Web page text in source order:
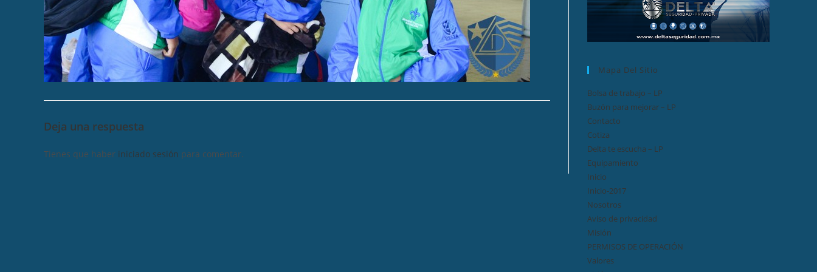
Deja una respuesta
Tienes que haber iniciado sesión para comentar.
Mapa Del Sitio
Bolsa de trabajo – LP
Buzón para mejorar – LP
Contacto
Cotiza
Delta te escucha – LP
Equipamiento
Inicio
Inicio-2017
Nosotros
Aviso de privacidad
Misión
PERMISOS DE OPERACIÓN
Valores